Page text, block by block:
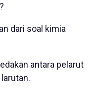
dari soal kimia
antara pelarut